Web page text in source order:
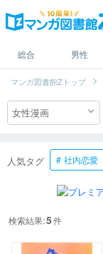
総合 男性
マンガ図書館Zトップ
人気タグ 社内恋愛
検索結果:5件